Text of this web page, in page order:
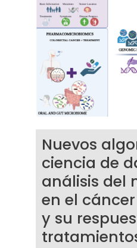
Nuevos
ciencia de
análisis del
en el
y su